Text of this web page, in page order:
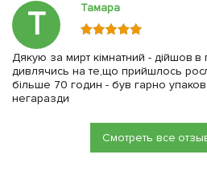
Т Тамара
Дякую за мирт кімнатний - дійшов в
дивлячись на те,що прийшлось
більше 70 годин - був гарно
негаразди
Смотреть все